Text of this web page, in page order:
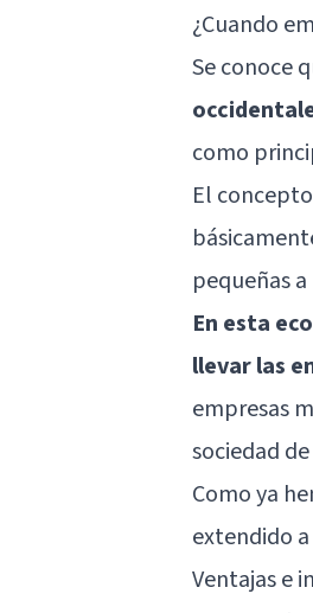
¿Cuando
Se conoce
como
El
pequeñas
En esta
llevar las
empresas
sociedad
Como ya
extendido
Ventajas e